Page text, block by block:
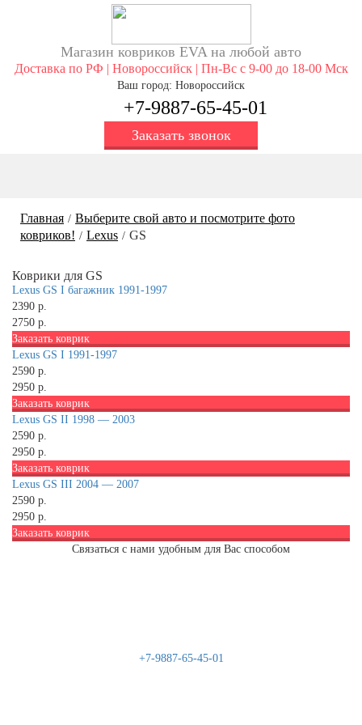
Магазин ковриков EVA ​на любой авто
Доставка по РФ | Новороссийск | Пн-Вс с 9-00 до 18-00 Мск
Ваш город: Новороссийск
+7-9887-65-45-01
Заказать звонок
Главная / Выберите свой авто и посмотрите фото
ковриков! / Lexus / GS
Коврики для GS
Lexus GS I багажник 1991-1997
2390 р.
2750 р.
Заказать коврик
Lexus GS I 1991-1997
2590 р.
2950 р.
Заказать коврик
Lexus GS II 1998 — 2003
2590 р.
2950 р.
Заказать коврик
Lexus GS III 2004 — 2007
2590 р.
2950 р.
Заказать коврик
Связаться с нами удобным для Вас способом
+7-9887-65-45-01